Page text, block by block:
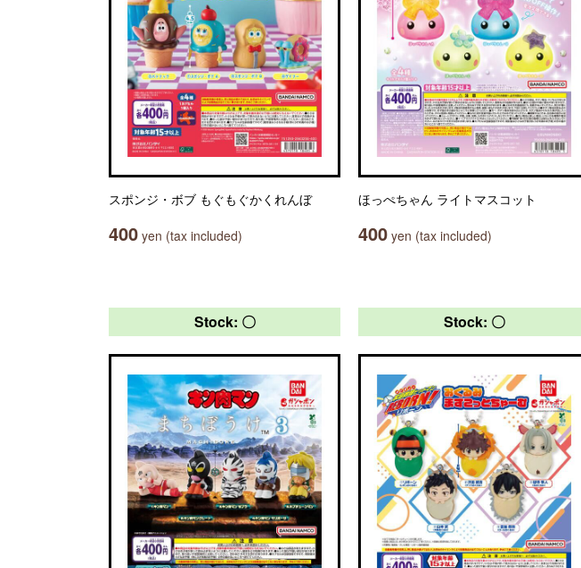
スポンジ・ボブ もぐもぐかくれんぼ
400 yen (tax included)
ほっぺちゃん ライトマスコット
400 yen (tax included)
Stock: 〇 Stock: 〇